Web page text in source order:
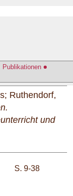
Publikationen
Ruthendorf,
und
S. 9-38